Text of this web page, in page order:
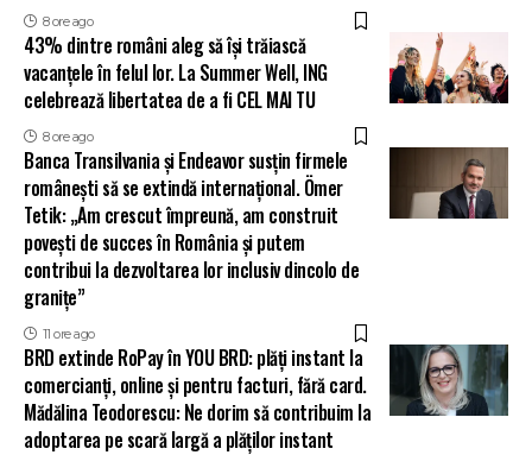
8 ore ago
43% dintre români aleg să își trăiască
vacanțele în felul lor. La Summer Well, ING
celebrează libertatea de a fi CEL MAI TU
8 ore ago
Banca Transilvania și Endeavor susțin firmele
românești să se extindă internațional. Ömer
Tetik: „Am crescut împreună, am construit
povești de succes în România și putem
contribui la dezvoltarea lor inclusiv dincolo de
granițe”
11 ore ago
BRD extinde RoPay în YOU BRD: plăți instant la
comercianți, online și pentru facturi, fără card.
Mădălina Teodorescu: Ne dorim să contribuim la
adoptarea pe scară largă a plăților instant